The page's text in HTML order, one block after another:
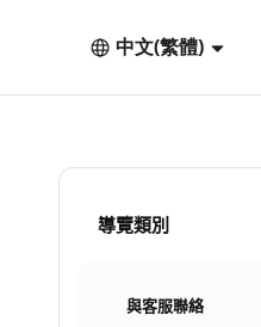
中文(繁體)
導覽類別
與客服聯絡